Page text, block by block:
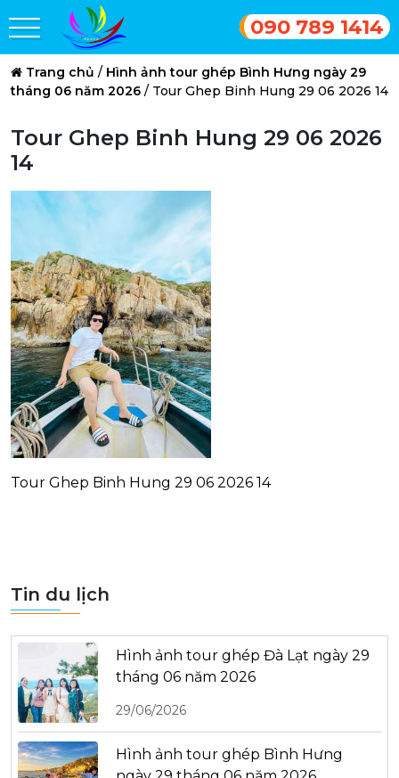
090 789 1414
Trang chủ / Hình ảnh tour ghép Bình Hưng ngày 29
tháng 06 năm 2026 / Tour Ghep Binh Hung 29 06 2026 14
Tour Ghep Binh Hung 29 06 2026
14
Tour Ghep Binh Hung 29 06 2026 14
Tin du lịch
Hình ảnh tour ghép Đà Lạt ngày 29
tháng 06 năm 2026
29/06/2026
Hình ảnh tour ghép Bình Hưng